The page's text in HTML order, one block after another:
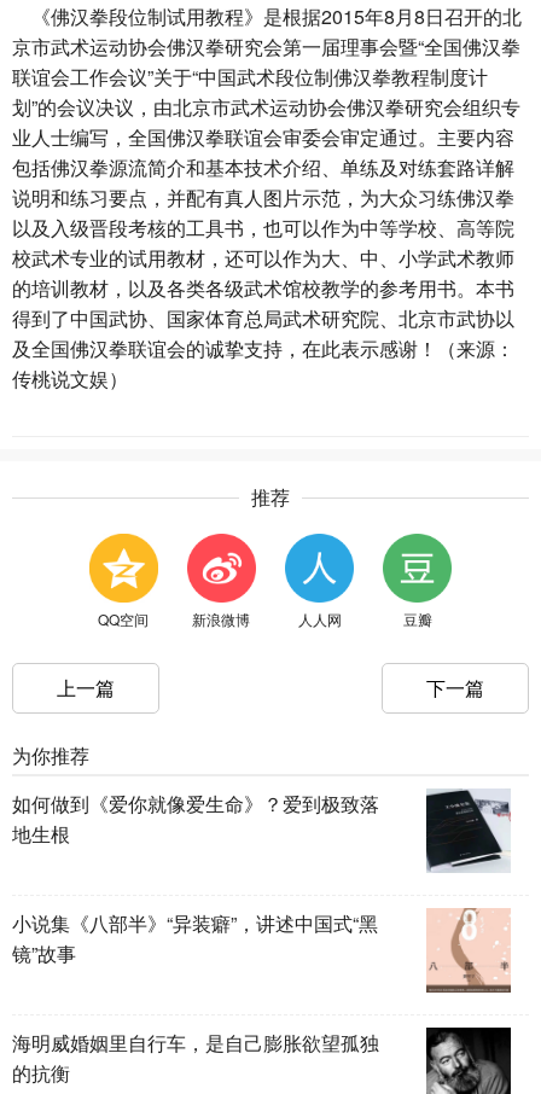
《佛汉拳段位制试用教程》是根据2015年8月8日召开的北
京市武术运动协会佛汉拳研究会第一届理事会暨“全国佛汉拳
联谊会工作会议”关于“中国武术段位制佛汉拳教程制度计
划”的会议决议，由北京市武术运动协会佛汉拳研究会组织专
业人士编写，全国佛汉拳联谊会审委会审定通过。主要内容
包括佛汉拳源流简介和基本技术介绍、单练及对练套路详解
说明和练习要点，并配有真人图片示范，为大众习练佛汉拳
以及入级晋段考核的工具书，也可以作为中等学校、高等院
校武术专业的试用教材，还可以作为大、中、小学武术教师
的培训教材，以及各类各级武术馆校教学的参考用书。本书
得到了中国武协、国家体育总局武术研究院、北京市武协以
及全国佛汉拳联谊会的诚挚支持，在此表示感谢！（来源：
传桃说文娱）
推荐
QQ空间 新浪微博 人人网 豆瓣
上一篇 下一篇
为你推荐
如何做到《爱你就像爱生命》？爱到极致落
地生根
小说集《八部半》“异装癖”，讲述中国式“黑
镜”故事
海明威婚姻里自行车，是自己膨胀欲望孤独
的抗衡